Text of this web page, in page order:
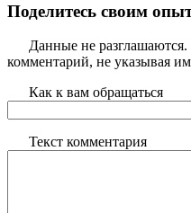
Поделитесь своим
Данные не
комментарий, не указывая
Как к вам обращаться
Текст комментария